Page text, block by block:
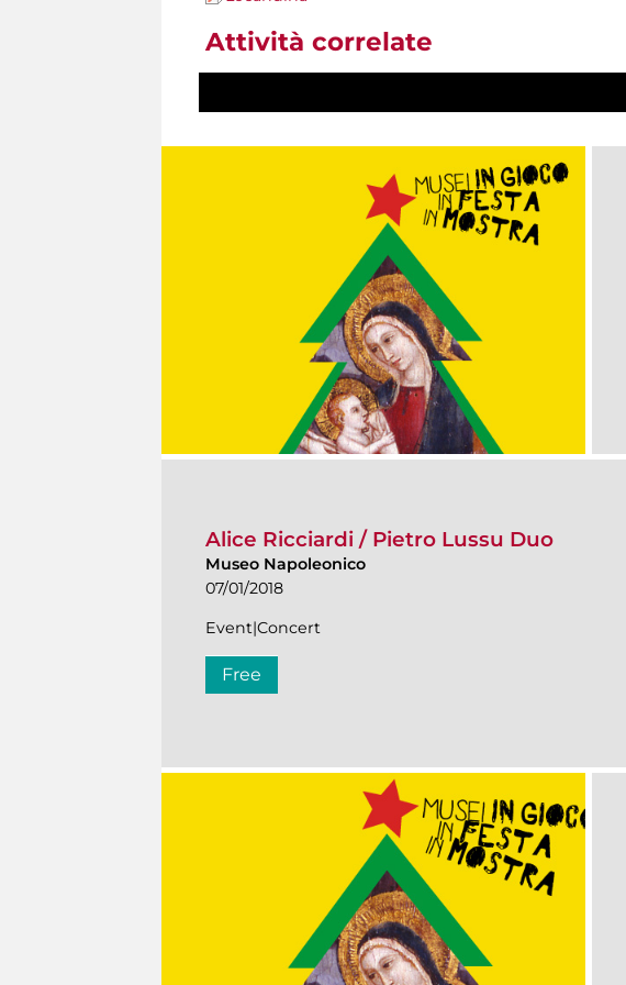
Attività correlate
Alice Ricciardi / Pietro Lussu Duo
Museo Napoleonico
07/01/2018
Event|Concert
Free